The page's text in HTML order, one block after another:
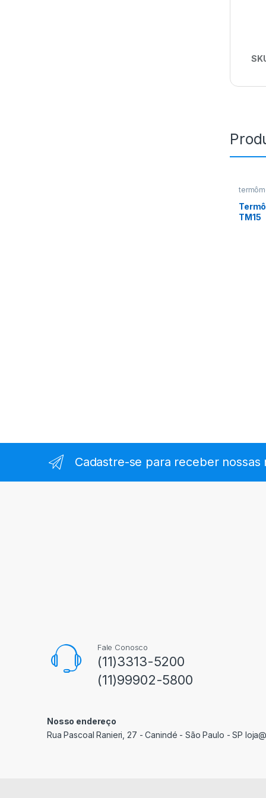
TM15
Cadastre-se para receber nossas
Fale Conosco
(11)3313-5200
(11)99902-5800
Nosso endereço
Rua Pascoal Ranieri, 27 - Canindé - São Paulo - SP